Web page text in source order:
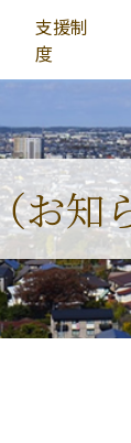
支援制
度
お知